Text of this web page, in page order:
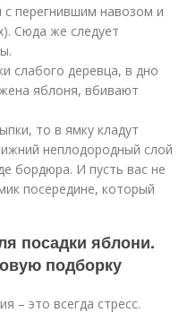
перегнившим навозом и
Сюда же следует
слабого деревца, в дно
яблоня, вбивают
то в ямку кладут
неплодородный слой
бордюра. И пусть вас не
посередине, который
посадки яблони.
подборку
– это всегда стресс.